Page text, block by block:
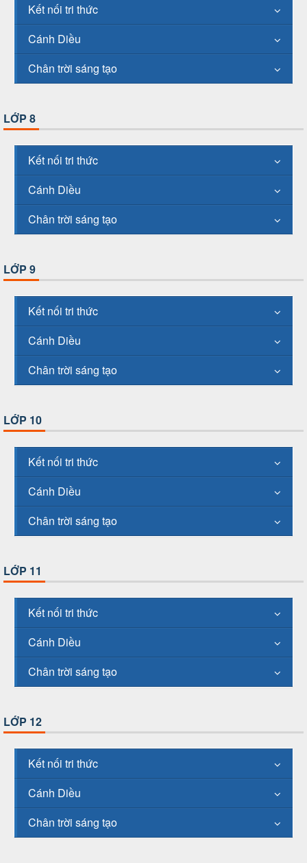
Kết nối tri thức
Cánh Diều
Chân trời sáng tạo
LỚP 8
Kết nối tri thức
Cánh Diều
Chân trời sáng tạo
LỚP 9
Kết nối tri thức
Cánh Diều
Chân trời sáng tạo
LỚP 10
Kết nối tri thức
Cánh Diều
Chân trời sáng tạo
LỚP 11
Kết nối tri thức
Cánh Diều
Chân trời sáng tạo
LỚP 12
Kết nối tri thức
Cánh Diều
Chân trời sáng tạo